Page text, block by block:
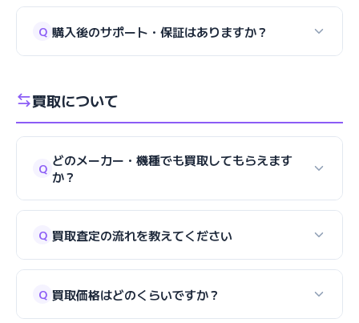
Q 購入後のサポート・保証はありますか？
買取について
Q どのメーカー・機種でも買取してもらえます
か？
Q 買取査定の流れを教えてください
Q 買取価格はどのくらいですか？